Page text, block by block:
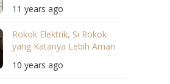
11 years ago
Rokok Elektrik, Si Rokok
yang Katanya Lebih Aman
dari Rokok Konvensional
10 years ago